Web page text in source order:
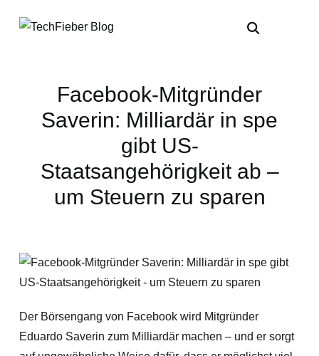
Facebook-Mitgründer
Saverin: Milliardär in spe
gibt US-
Staatsangehörigkeit ab –
um Steuern zu sparen
Der Börsengang von Facebook wird Mitgründer
Eduardo Saverin zum Milliardär machen – und er sorgt